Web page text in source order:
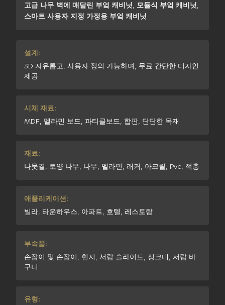
고급 나무 벽에 매달린 부엌 캐비닛, 모듈식 부엌 캐비닛,
스마트 사용자 지정 가정용 부엌 캐비닛
설계:
3D 자유롭고, 사용자 정의 가능하며, 무료 간단한 디자인
제공
시체 재료:
MDF, 멜라민 보드, 파티클보드, 합판, 단단한 목재
재료:
나뭇결, 토양 나무, 나무, 멜라민, 래커, 아크릴, Pvc, 적층
애플리케이션:
빌라, 타운하우스, 아파트, 호텔, 레스토랑
부속품:
손잡이 및 손잡이, 힌지, 서랍 슬라이드, 싱크대, 서랍 바
구니
유형: